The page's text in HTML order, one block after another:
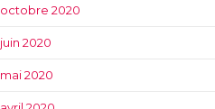
octobre 2020
juin 2020
mai 2020